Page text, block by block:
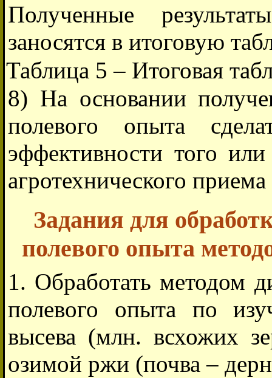
Полученные
заносятся в итоговую
Таблица 5 – Итоговая
8) На основании
полевого опыта
эффективности того
агротехнического
Задания для
полевого опыта
1. Обработать методом
полевого опыта по
высева (млн. всхожих
озимой ржи (почва –